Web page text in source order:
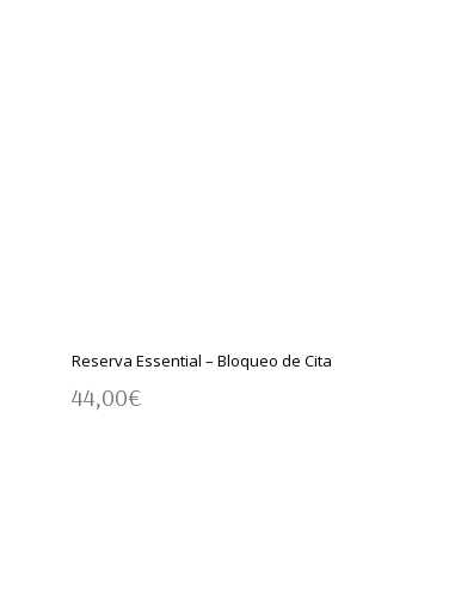
Reserva Essential – Bloqueo de Cita
44,00€